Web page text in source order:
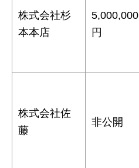
株式会社杉
本本店
5,000,000
円
株式会社佐
藤
非公開